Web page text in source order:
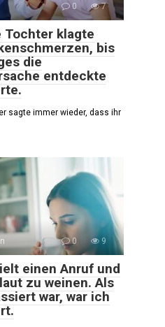
0 7
Tochter klagte
bis
die
entdeckte
sagte immer wieder, dass ihr
0 9
einen Anruf und
zu weinen. Als
war, war ich